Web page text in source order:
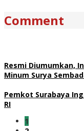
Comment
Resmi Diumumkan,
Minum Surya
Pemkot Surabaya
RI
1